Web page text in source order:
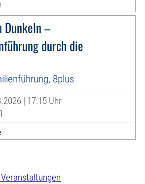
Dunkeln –
durch die
8plus
| 17:15 Uhr